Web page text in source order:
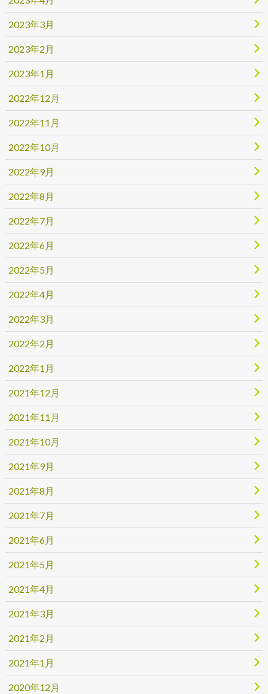
2023年3月
2023年2月
2023年1月
2022年12月
2022年11月
2022年10月
2022年9月
2022年8月
2022年7月
2022年6月
2022年5月
2022年4月
2022年3月
2022年2月
2022年1月
2021年12月
2021年11月
2021年10月
2021年9月
2021年8月
2021年7月
2021年6月
2021年5月
2021年4月
2021年3月
2021年2月
2021年1月
2020年12月